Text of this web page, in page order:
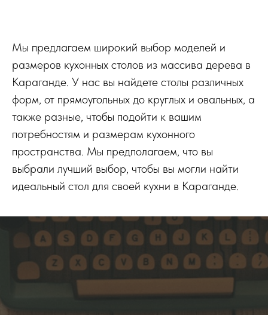
Мы предлагаем широкий выбор моделей и
размеров кухонных столов из массива дерева в
Караганде. У нас вы найдете столы различных
форм, от прямоугольных до круглых и овальных, а
также разные, чтобы подойти к вашим
потребностям и размерам кухонного
пространства. Мы предполагаем, что вы
выбрали лучший выбор, чтобы вы могли найти
идеальный стол для своей кухни в Караганде.